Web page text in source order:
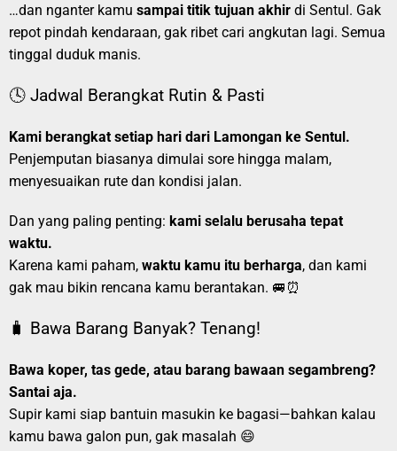
…dan nganter kamu sampai titik tujuan akhir di Sentul. Gak
repot pindah kendaraan, gak ribet cari angkutan lagi. Semua
tinggal duduk manis.
🕓 Jadwal Berangkat Rutin & Pasti
Kami berangkat setiap hari dari Lamongan ke Sentul.
Penjemputan biasanya dimulai sore hingga malam,
menyesuaikan rute dan kondisi jalan.
Dan yang paling penting: kami selalu berusaha tepat
waktu.
Karena kami paham, waktu kamu itu berharga, dan kami
gak mau bikin rencana kamu berantakan. 🚐⏰
🧳 Bawa Barang Banyak? Tenang!
Bawa koper, tas gede, atau barang bawaan segambreng?
Santai aja.
Supir kami siap bantuin masukin ke bagasi—bahkan kalau
kamu bawa galon pun, gak masalah 😄